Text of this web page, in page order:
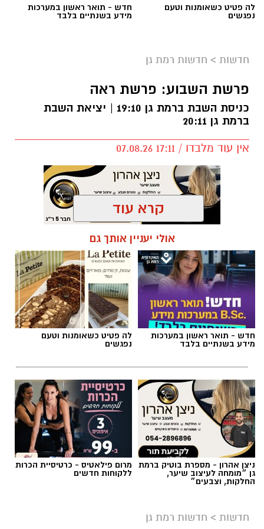
לה פטיט כשאומנות וטעם
נפגשים
חדש - תואר ראשון במערכות
מידע בשנתיים בלבד
חדשות > חדשות רמת גן
פרשת השבוע: פרשת ראה
כניסת השבת ברמת גן 19:10 | יציאת השבת
ברמת גן 20:11
אין עוד מלבדו / 17:11 07.08.26
פרשת השבוע, זמני כניסת השבת ברמת גן
אילוסטרציה AI
הברכה מתחילה הרבה לפני הנס
כולנו ממתינים לנס הגדול.
לרפואה.
קרא עוד
אולי יעניין אותך גם
חדש - תואר ראשון במערכות
מידע בשנתיים בלבד
לה פטיט כשאומנות וטעם
נפגשים
ניצן אהרון - מספרת בוטיק ברמת
גן ״מומחה לעיצוב שיער,
החלקות, וצבעים״
מרום פילאטיס - כרטיסיית הכרות
ללקוחות חדשים
חדשות > חדשות רמת גן